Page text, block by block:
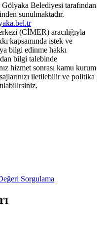
Belediyesi tarafından
sunulmaktadır.
(CİMER) aracılığıyla
kapsamında istek ve
bilgi edinme hakkı
bilgi talebinde
hizmet sonrası kamu kurum
iletilebilir ve politika
Sorgulama